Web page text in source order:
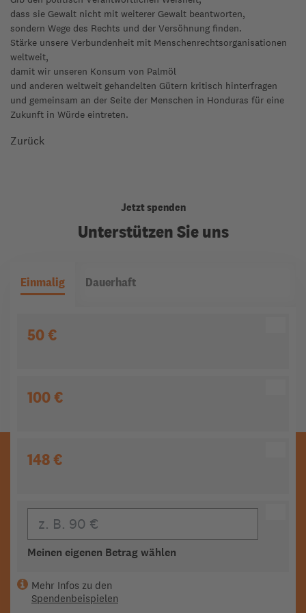
dass sie Gewalt nicht mit weiterer Gewalt beantworten,
sondern Wege des Rechts und der Versöhnung finden.
Stärke unsere Verbundenheit mit Menschenrechtsorganisationen
weltweit,
damit wir unseren Konsum von Palmöl
und anderen weltweit gehandelten Gütern kritisch hinterfragen
und gemeinsam an der Seite der Menschen in Honduras für eine
Zukunft in Würde eintreten.
Zurück
Jetzt spenden
Unterstützen Sie uns
Einmalig Dauerhaft
50 €
100 €
148 €
Meinen eigenen Betrag wählen
Mehr Infos zu den
Spendenbeispielen